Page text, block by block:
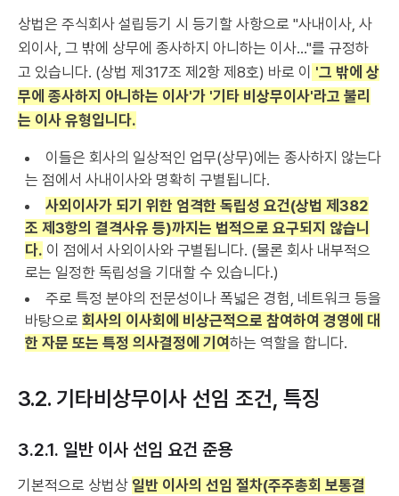
상법은 주식회사 설립등기 시 등기할 사항으로 "사내이사, 사
외이사, 그 밖에 상무에 종사하지 아니하는 이사..."를 규정하
고 있습니다. (상법 제317조 제2항 제8호) 바로 이 '그 밖에 상
무에 종사하지 아니하는 이사'가 '기타 비상무이사'라고 불리
는 이사 유형입니다.
이들은 회사의 일상적인 업무(상무)에는 종사하지 않는다
는 점에서 사내이사와 명확히 구별됩니다.
사외이사가 되기 위한 엄격한 독립성 요건(상법 제382
조 제3항의 결격사유 등)까지는 법적으로 요구되지 않습니
다. 이 점에서 사외이사와 구별됩니다. (물론 회사 내부적으
로는 일정한 독립성을 기대할 수 있습니다.)
주로 특정 분야의 전문성이나 폭넓은 경험, 네트워크 등을
바탕으로 회사의 이사회에 비상근적으로 참여하여 경영에 대
한 자문 또는 특정 의사결정에 기여 하는 역할을 합니다.
3.2. 기타비상무이사 선임 조건, 특징
3.2.1. 일반 이사 선임 요건 준용
기본적으로 상법상 일반 이사의 선임 절차(주주총회 보통결